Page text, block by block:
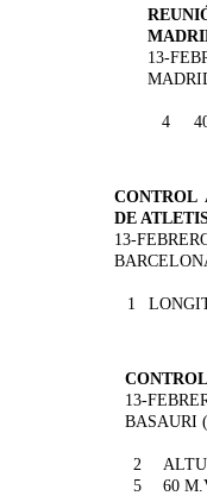
13-
4
CONTROL
DE
13-
1
13-
BASAURI
2
5 60